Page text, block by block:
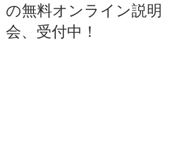
の無料オンライン説明
会、受付中！